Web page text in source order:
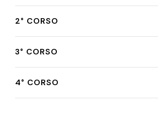
2° CORSO
3° CORSO
4° CORSO